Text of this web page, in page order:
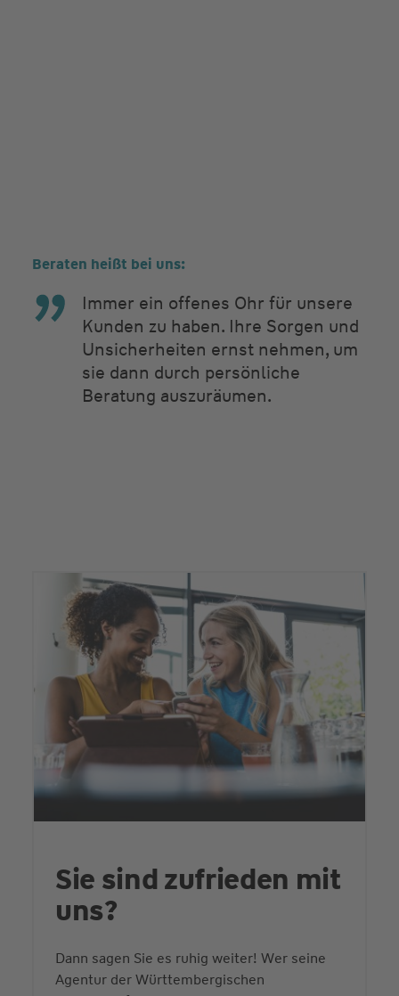
Beraten heißt bei uns:
Immer ein offenes Ohr für unsere
Kunden zu haben. Ihre Sorgen und
Unsicherheiten ernst nehmen, um
sie dann durch persönliche
Beratung auszuräumen.
Sie sind zufrieden mit
uns?
Dann sagen Sie es ruhig weiter! Wer seine
Agentur der Württembergischen